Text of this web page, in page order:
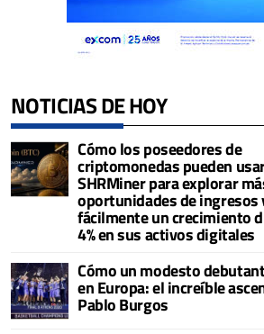
NOTICIAS DE HOY
Cómo los poseedores de
criptomonedas pueden
SHRMiner para explorar
oportunidades de ingresos
fácilmente un crecimiento
4% en sus activos digitales
Cómo un modesto
en Europa: el increíble
Pablo Burgos